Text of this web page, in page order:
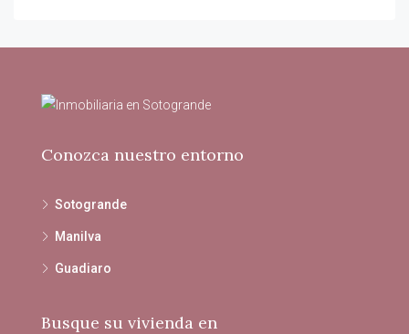
Conozca nuestro entorno
Sotogrande
Manilva
Guadiaro
Busque su vivienda en